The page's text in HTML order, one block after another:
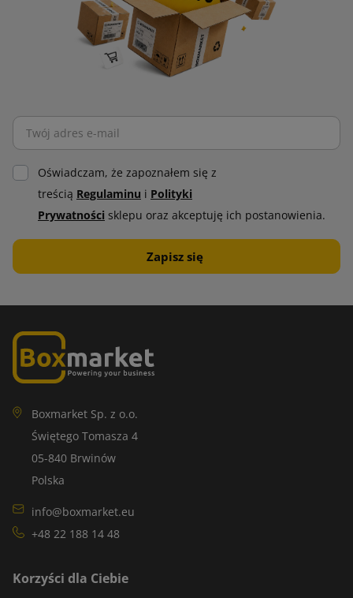
Oświadczam, że zapoznałem się z
treścią Regulaminu i Polityki
Prywatności sklepu oraz akceptuję ich postanowienia.
Boxmarket Sp. z o.o.
Świętego Tomasza 4
05-840 Brwinów
Polska
info@boxmarket.eu
+48 22 188 14 48
Korzyści dla Ciebie